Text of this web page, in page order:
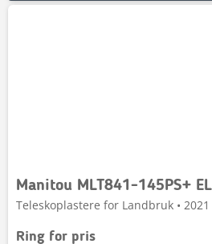
Manitou MLT841-145PS+
Teleskoplastere for Landbruk • 2021
Ring for pris